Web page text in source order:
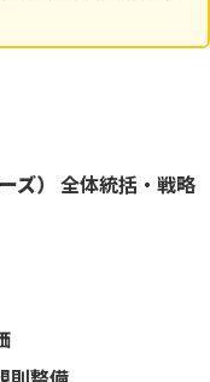
ズ） 全体統括・戦略